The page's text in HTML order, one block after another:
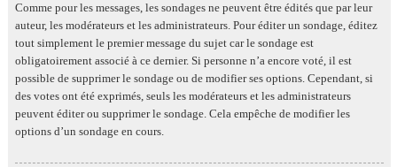
Comme pour les messages, les sondages ne peuvent être édités que par leur
auteur, les modérateurs et les administrateurs. Pour éditer un sondage, éditez
tout simplement le premier message du sujet car le sondage est
obligatoirement associé à ce dernier. Si personne n’a encore voté, il est
possible de supprimer le sondage ou de modifier ses options. Cependant, si
des votes ont été exprimés, seuls les modérateurs et les administrateurs
peuvent éditer ou supprimer le sondage. Cela empêche de modifier les
options d’un sondage en cours.